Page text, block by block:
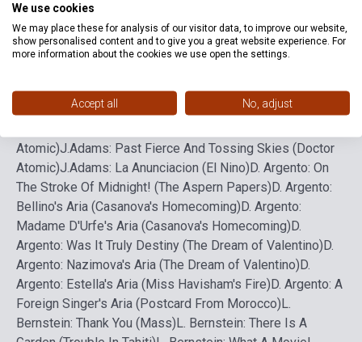
Részletes leírás Kapcsolódó linkek Vélemények
J.Adams: I Must Have Been Hysterical (The Death of
Atomic)J.Adams: Past Fierce And Tossing Skies (Doctor
Atomic)J.Adams: La Anunciacion (El Nino)D. Argento: On
The Stroke Of Midnight! (The Aspern Papers)D. Argento:
Bellino's Aria (Casanova's Homecoming)D. Argento:
Madame D'Urfe's Aria (Casanova's Homecoming)D.
Argento: Was It Truly Destiny (The Dream of Valentino)D.
Argento: Nazimova's Aria (The Dream of Valentino)D.
Argento: Estella's Aria (Miss Havisham's Fire)D. Argento: A
Foreign Singer's Aria (Postcard From Morocco)L.
Bernstein: Thank You (Mass)L. Bernstein: There Is A
We use cookies
We may place these for analysis of our visitor data, to improve our website,
show personalised content and to give you a great website experience. For
more information about the cookies we use open the settings.
Accept all No, adjust